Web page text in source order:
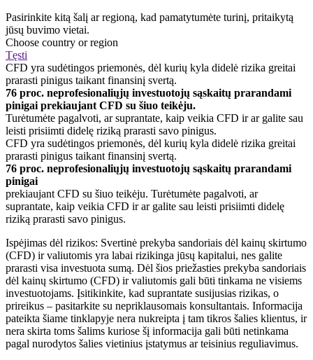
Pasirinkite kitą šalį ar regioną, kad pamatytumėte turinį, pritaikytą
jūsų buvimo vietai.
Choose country or region
Tęsti
CFD yra sudėtingos priemonės, dėl kurių kyla didelė rizika greitai
prarasti pinigus taikant finansinį svertą.
76 proc. neprofesionaliųjų investuotojų sąskaitų prarandami
pinigai prekiaujant CFD su šiuo teikėju.
Turėtumėte pagalvoti, ar suprantate, kaip veikia CFD ir ar galite sau
leisti prisiimti didelę riziką prarasti savo pinigus.
CFD yra sudėtingos priemonės, dėl kurių kyla didelė rizika greitai
prarasti pinigus taikant finansinį svertą.
76 proc. neprofesionaliųjų investuotojų sąskaitų prarandami
pinigai
prekiaujant CFD su šiuo teikėju. Turėtumėte pagalvoti, ar
suprantate, kaip veikia CFD ir ar galite sau leisti prisiimti didelę
riziką prarasti savo pinigus.
Ispėjimas dėl rizikos: Svertinė prekyba sandoriais dėl kainų skirtumo
(CFD) ir valiutomis yra labai rizikinga jūsų kapitalui, nes galite
prarasti visa investuota sumą. Dėl šios priežasties prekyba sandoriais
dėl kainų skirtumo (CFD) ir valiutomis gali būti tinkama ne visiems
investuotojams. Įsitikinkite, kad suprantate susijusias rizikas, o
prireikus – pasitarkite su nepriklausomais konsultantais. Informacija
pateikta šiame tinklapyje nera nukreipta į tam tikros šalies klientus, ir
nera skirta toms šalims kuriose šį informacija gali būti netinkama
pagal nurodytos šalies vietinius įstatymus ar teisinius reguliavimus.